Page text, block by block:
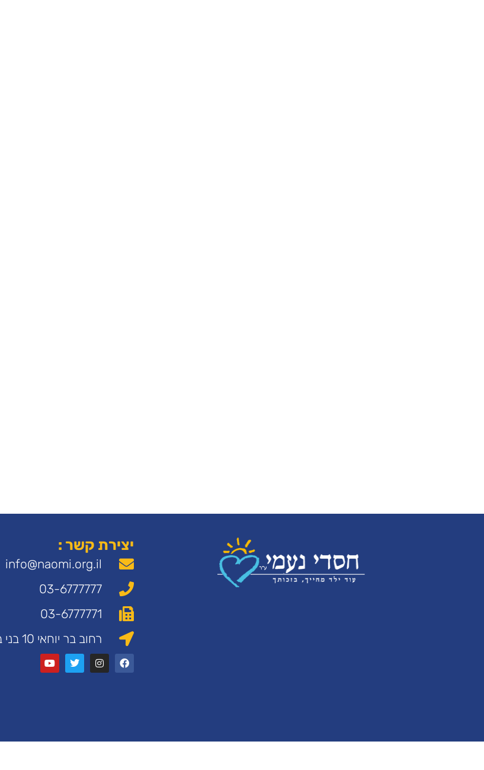
יצירת קשר :
info@naomi.org.il
03-6777777
03-6777771
רחוב בר יוחאי 10 בני ברק